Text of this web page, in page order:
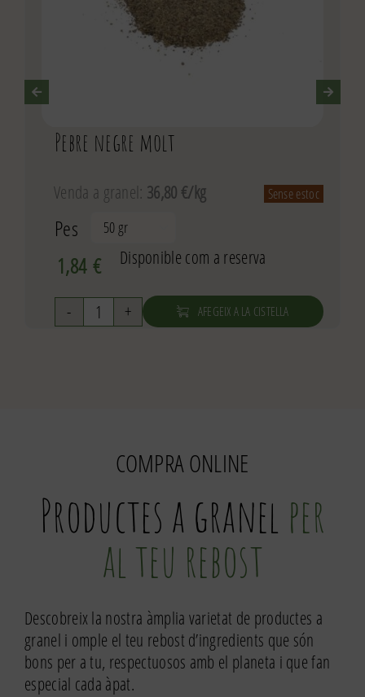
Pebre negre molt
Venda a granel: 36,80 €/kg Sense estoc
Pes
1,84 € Disponible com a reserva
quantitat
AFEGEIX A LA CISTELLA
COMPRA ONLINE
Productes a granel per
al teu rebost
Descobreix la nostra àmplia varietat de productes a
granel i omple el teu rebost d’ingredients que són
bons per a tu, respectuosos amb el planeta i que fan
especial cada àpat.